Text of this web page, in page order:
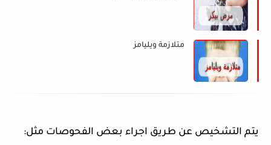
متلازمة ويليامز
يتم التشخيص عن طريق اجراء بعض الفحوصات مثل: